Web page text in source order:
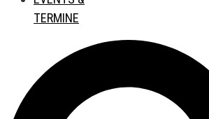
TERMINE